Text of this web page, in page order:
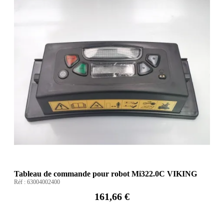
Tableau de commande pour robot Mi322.0C VIKING
Réf : 63004002400
161,66 €